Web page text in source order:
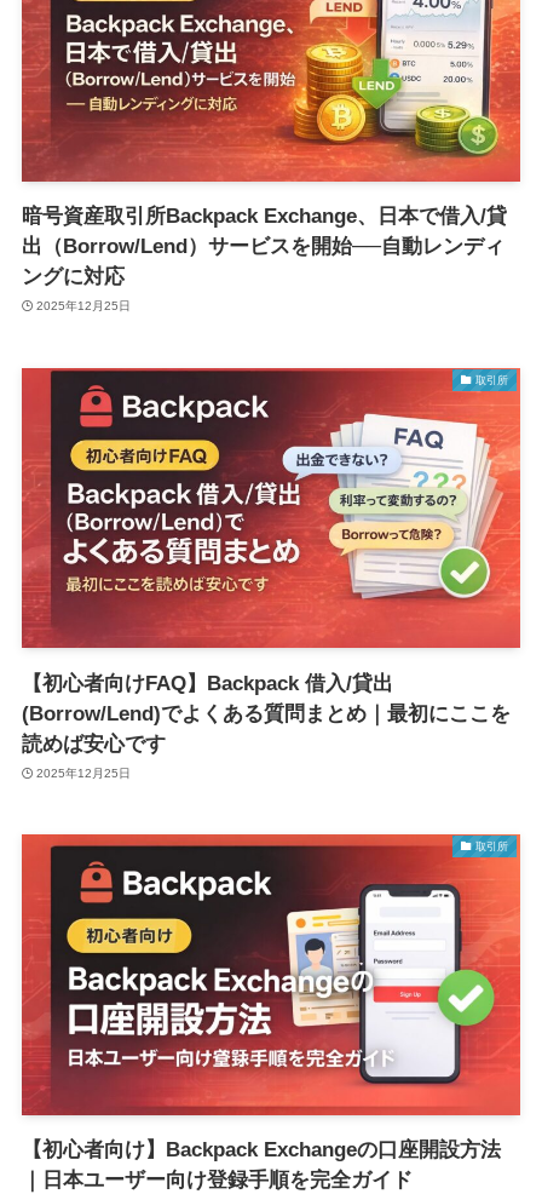
暗号資産取引所Backpack Exchange、日本で借入/貸
出（Borrow/Lend）サービスを開始──自動レンディ
ングに対応
2025年12月25日
取引所
【初心者向けFAQ】Backpack 借入/貸出
(Borrow/Lend)でよくある質問まとめ｜最初にここを
読めば安心です
2025年12月25日
取引所
【初心者向け】Backpack Exchangeの口座開設方法
｜日本ユーザー向け登録手順を完全ガイド